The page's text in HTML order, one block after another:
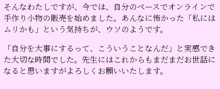
そんなわたしですが、 今では、自分のペースでオンラインで
手作り小物の販売を始めました。 あんなに怖かった「私には
ムリかも」という気持ちが、ウソのようです。
「自分を大事にするって、こういうことなんだ」と実感でき
た大切な時間でした。先生にはこれからもまだまだお世話に
なると思いますがよろしくお願いいたします。